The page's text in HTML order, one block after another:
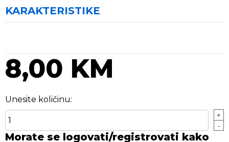
KARAKTERISTIKE
8,00 KM
Unesite količinu:
+
-
Morate se logovati/registrovati kako